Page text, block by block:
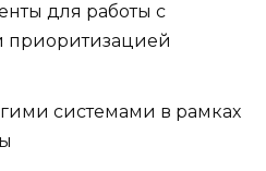
для работы с
приоритизацией
системами в рамках